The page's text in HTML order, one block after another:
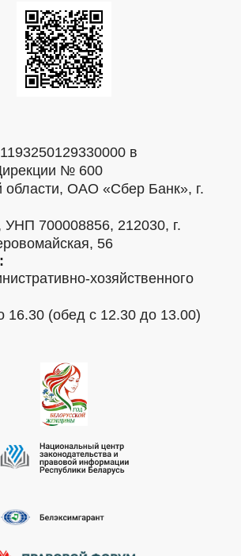
в
№ 600
области, ОАО «Сбер Банк», г.
УНП 700008856, 212030, г.
56
хозяйственного
16.30 (обед с 12.30 до 13.00)